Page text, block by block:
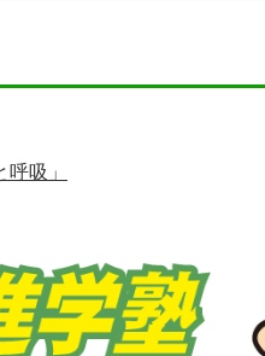
吸」